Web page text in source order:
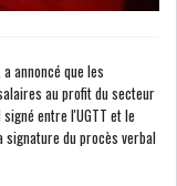
MARCHÉ
DE
annoncé que les
au profit du secteur
entre l'UGTT et le
signature du procès verbal